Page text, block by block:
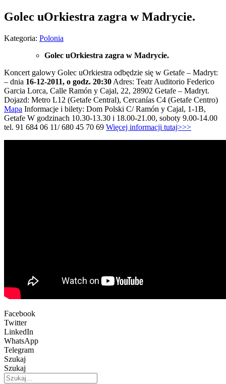
Golec uOrkiestra zagra w Madrycie.
Kategoria: Polonia
Golec uOrkiestra zagra w Madrycie.
Koncert galowy Golec uOrkiestra odbędzie się w Getafe – Madryt:
– dnia 16-12-2011, o godz. 20:30 Adres: Teatr Auditorio Federico
Garcia Lorca, Calle Ramón y Cajal, 22, 28902 Getafe – Madryt.
Dojazd: Metro L12 (Getafe Central), Cercanías C4 (Getafe Centro)
Mapa Informacje i bilety: Dom Polski C/ Ramón y Cajal, 1-1B,
Getafe W godzinach 10.30-13.30 i 18.00-21.00, soboty 9.00-14.00
tel. 91 684 06 11/ 680 45 70 69 Więcej informacji tutaj>>>
Facebook
Twitter
LinkedIn
WhatsApp
Telegram
Szukaj
Szukaj